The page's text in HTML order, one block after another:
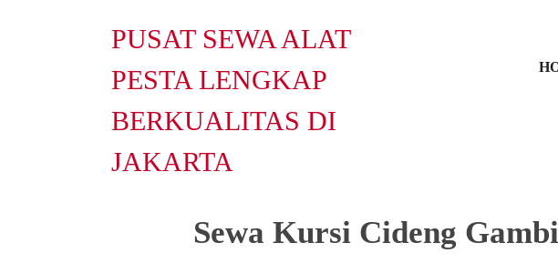
PUSAT SEWA ALAT
PESTA LENGKAP
BERKUALITAS DI
JAKARTA
Sewa Kursi Cideng